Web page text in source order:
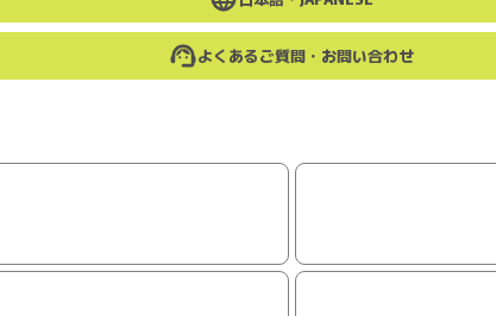
よくあるご質問・お問い合わせ